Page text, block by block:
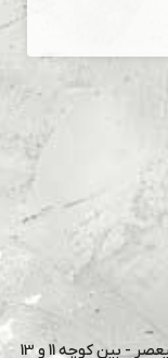
- بین کوچه 11 و 13